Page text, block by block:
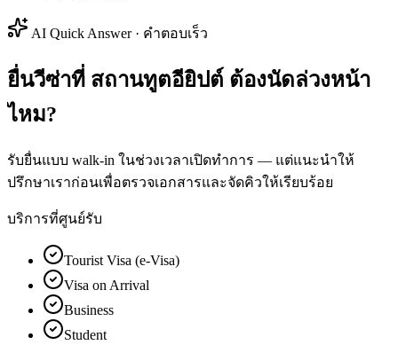
AI Quick Answer · คำตอบเร็ว
ยื่นวีซ่าที่ สถานทูตอียิปต์ ต้องนัดล่วงหน้า
ไหม?
รับยื่นแบบ walk-in ในช่วงเวลาเปิดทำการ — แต่แนะนำให้
ปรึกษาเราก่อนเพื่อตรวจเอกสารและจัดคิวให้เรียบร้อย
บริการที่ศูนย์รับ
Tourist Visa (e-Visa)
Visa on Arrival
Business
Student